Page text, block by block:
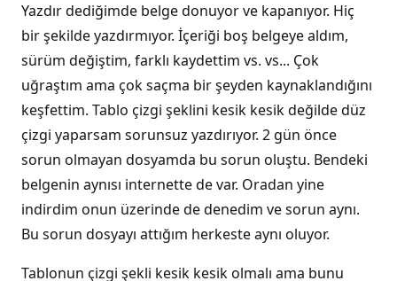
Yazdır dediğimde belge donuyor ve kapanıyor. Hiç
bir şekilde yazdırmıyor. İçeriği boş belgeye aldım,
sürüm değiştim, farklı kaydettim vs. vs... Çok
uğraştım ama çok saçma bir şeyden kaynaklandığını
keşfettim. Tablo çizgi şeklini kesik kesik değilde düz
çizgi yaparsam sorunsuz yazdırıyor. 2 gün önce
sorun olmayan dosyamda bu sorun oluştu. Bendeki
belgenin aynısı internette de var. Oradan yine
indirdim onun üzerinde de denedim ve sorun aynı.
Bu sorun dosyayı attığım herkeste aynı oluyor.
Tablonun çizgi şekli kesik kesik olmalı ama bunu